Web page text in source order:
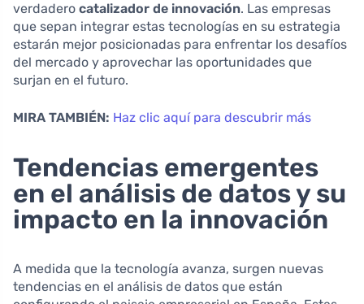
verdadero catalizador de innovación. Las empresas
que sepan integrar estas tecnologías en su estrategia
estarán mejor posicionadas para enfrentar los desafíos
del mercado y aprovechar las oportunidades que
surjan en el futuro.
MIRA TAMBIÉN: Haz clic aquí para descubrir más
Tendencias emergentes
en el análisis de datos y su
impacto en la innovación
A medida que la tecnología avanza, surgen nuevas
tendencias en el análisis de datos que están